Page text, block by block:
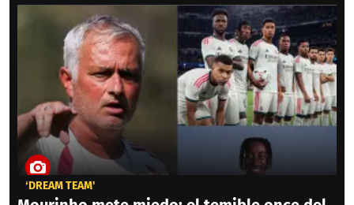
‘DREAM TEAM'